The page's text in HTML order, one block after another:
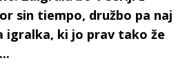
sin tiempo, družbo pa naj
igralka, ki jo prav tako že